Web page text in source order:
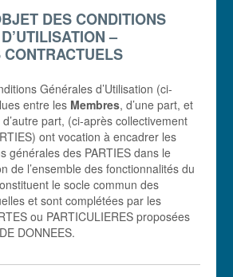
DES CONDITIONS
–
Générales d’Utilisation (ci-
entre les Membres, d’une part, et
part, (ci-après collectivement
ont vocation à encadrer les
générales des PARTIES dans le
de l’ensemble des fonctionnalités du
le socle commun des
et sont complétées par les
ou PARTICULIERES proposées
DONNEES.